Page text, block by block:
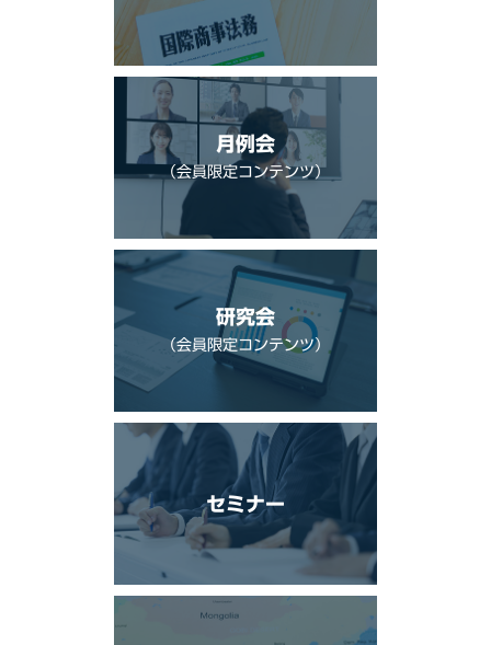
月例会
（会員限定コンテンツ）
研究会
（会員限定コンテンツ）
セミナー